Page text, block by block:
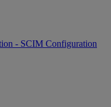
- SCIM Configuration